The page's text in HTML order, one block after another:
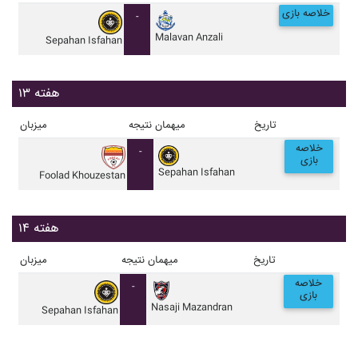
Sepahan Isfahan
-
Malavan Anzali
خلاصه بازی
هفته ۱۳
میزبان نتیجه میهمان تاریخ
Foolad Khouzestan
-
Sepahan Isfahan
خلاصه
بازی
هفته ۱۴
میزبان نتیجه میهمان تاریخ
Sepahan Isfahan
-
Nasaji Mazandran
خلاصه
بازی